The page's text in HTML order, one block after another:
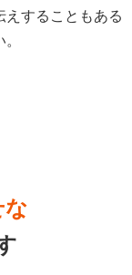
えすることもある
な